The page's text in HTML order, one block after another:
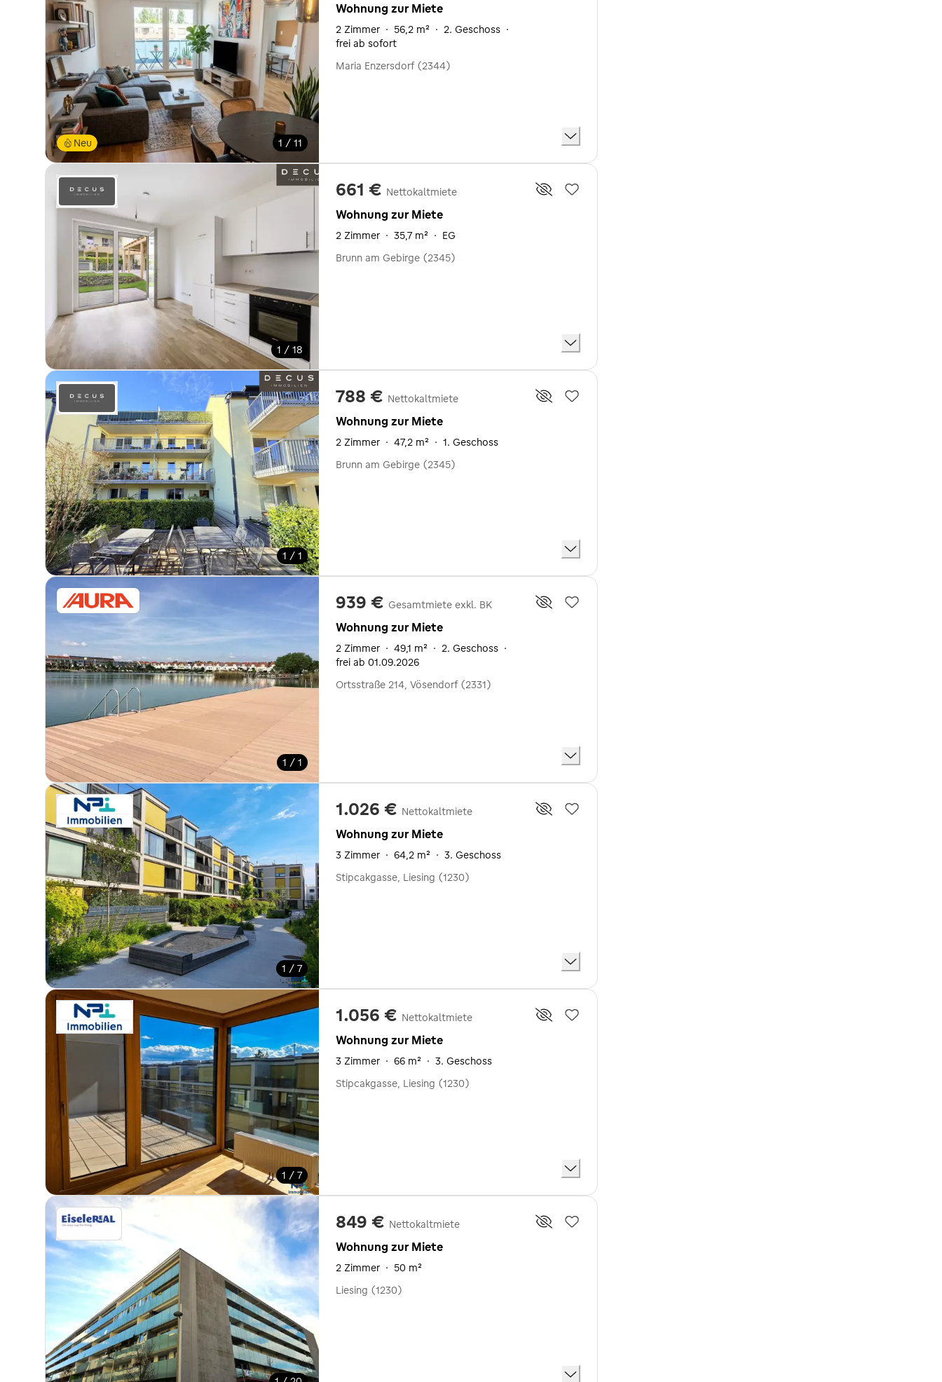
1 / 11
Neu
Wohnung zur Miete
2 Zimmer · 56,2 m² · 2. Geschoss ·
frei ab sofort
Maria Enzersdorf (2344)
1 / 18
661 € Nettokaltmiete
Wohnung zur Miete
2 Zimmer · 35,7 m² · EG
Brunn am Gebirge (2345)
1 / 1
788 € Nettokaltmiete
Wohnung zur Miete
2 Zimmer · 47,2 m² · 1. Geschoss
Brunn am Gebirge (2345)
1 / 1
939 € Gesamtmiete exkl. BK
Wohnung zur Miete
2 Zimmer · 49,1 m² · 2. Geschoss ·
frei ab 01.09.2026
Ortsstraße 214, Vösendorf (2331)
1 / 7
1.026 € Nettokaltmiete
Wohnung zur Miete
3 Zimmer · 64,2 m² · 3. Geschoss
Stipcakgasse, Liesing (1230)
1 / 7
1.056 € Nettokaltmiete
Wohnung zur Miete
3 Zimmer · 66 m² · 3. Geschoss
Stipcakgasse, Liesing (1230)
849 € Nettokaltmiete
Wohnung zur Miete
2 Zimmer · 50 m²
Liesing (1230)